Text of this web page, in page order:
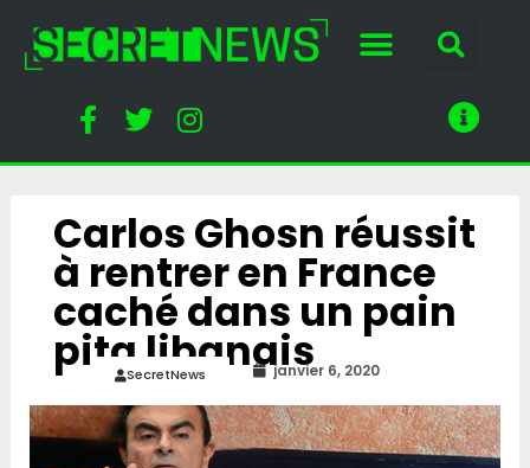
Carlos Ghosn réussit
à rentrer en France
caché dans un pain
pita libanais
SecretNews janvier 6, 2020